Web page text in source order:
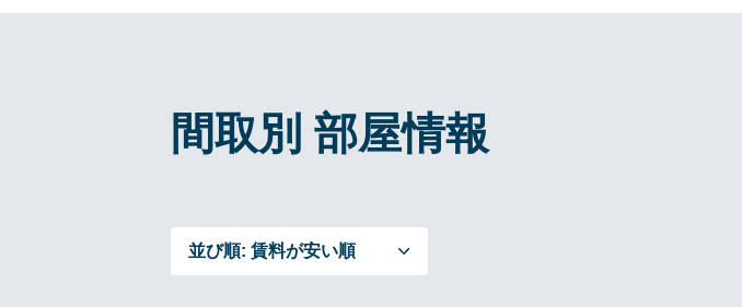
間取別 部屋情報
並び順: 賃料が安い順